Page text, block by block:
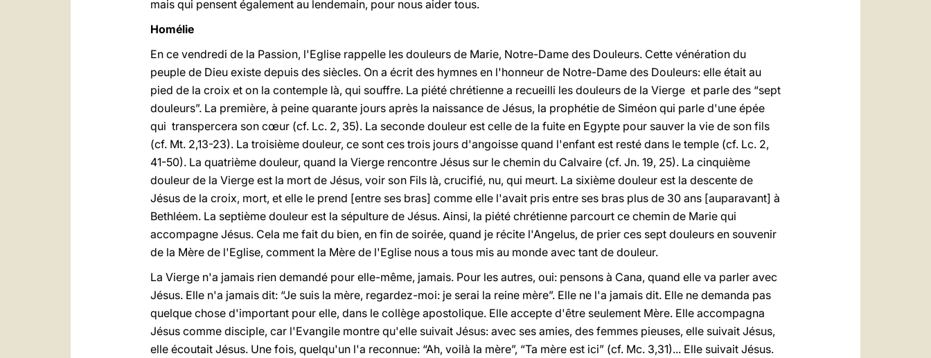
mais qui pensent également au lendemain, pour nous aider tous.
Homélie
En ce vendredi de la Passion, l'Eglise rappelle les douleurs de Marie, Notre-Dame des Douleurs. Cette vénération du
peuple de Dieu existe depuis des siècles. On a écrit des hymnes en l'honneur de Notre-Dame des Douleurs: elle était au
pied de la croix et on la contemple là, qui souffre. La piété chrétienne a recueilli les douleurs de la Vierge et parle des “sept
douleurs”. La première, à peine quarante jours après la naissance de Jésus, la prophétie de Siméon qui parle d'une épée
qui transpercera son cœur (cf. Lc. 2, 35). La seconde douleur est celle de la fuite en Egypte pour sauver la vie de son fils
(cf. Mt. 2,13-23). La troisième douleur, ce sont ces trois jours d'angoisse quand l'enfant est resté dans le temple (cf. Lc. 2,
41-50). La quatrième douleur, quand la Vierge rencontre Jésus sur le chemin du Calvaire (cf. Jn. 19, 25). La cinquième
douleur de la Vierge est la mort de Jésus, voir son Fils là, crucifié, nu, qui meurt. La sixième douleur est la descente de
Jésus de la croix, mort, et elle le prend [entre ses bras] comme elle l'avait pris entre ses bras plus de 30 ans [auparavant] à
Bethléem. La septième douleur est la sépulture de Jésus. Ainsi, la piété chrétienne parcourt ce chemin de Marie qui
accompagne Jésus. Cela me fait du bien, en fin de soirée, quand je récite l'Angelus, de prier ces sept douleurs en souvenir
de la Mère de l'Eglise, comment la Mère de l'Eglise nous a tous mis au monde avec tant de douleur.
La Vierge n'a jamais rien demandé pour elle-même, jamais. Pour les autres, oui: pensons à Cana, quand elle va parler avec
Jésus. Elle n'a jamais dit: “Je suis la mère, regardez-moi: je serai la reine mère”. Elle ne l'a jamais dit. Elle ne demanda pas
quelque chose d'important pour elle, dans le collège apostolique. Elle accepte d'être seulement Mère. Elle accompagna
Jésus comme disciple, car l'Evangile montre qu'elle suivait Jésus: avec ses amies, des femmes pieuses, elle suivait Jésus,
elle écoutait Jésus. Une fois, quelqu'un l'a reconnue: “Ah, voilà la mère”, “Ta mère est ici” (cf. Mc. 3,31)... Elle suivait Jésus.